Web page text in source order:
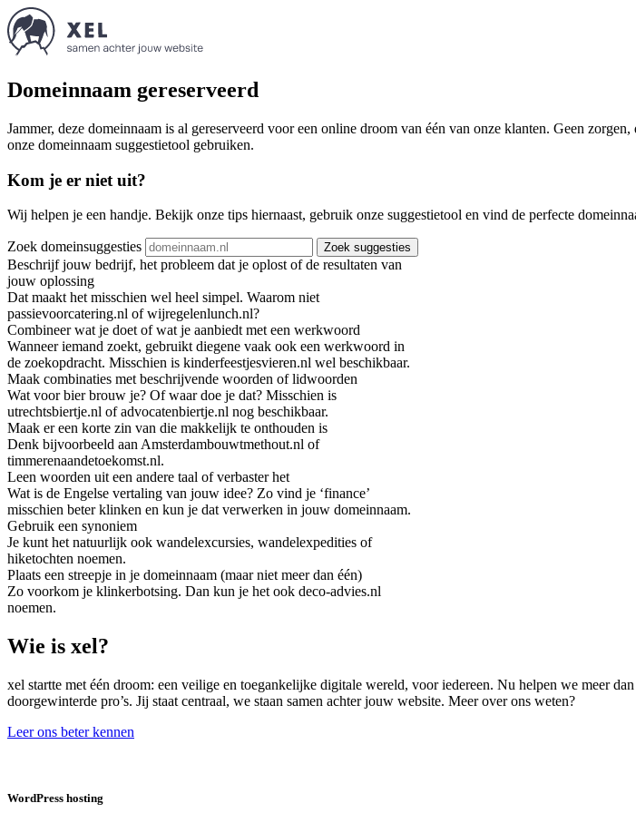
Domeinnaam gereserveerd
Jammer, deze domeinnaam is al gereserveerd voor een online droom van één van onze klanten. Geen
onze domeinnaam suggestietool gebruiken.
Kom je er niet uit?
Wij helpen je een handje. Bekijk onze tips hiernaast, gebruik onze suggestietool en vind de perfecte
Zoek domeinsuggesties Zoek suggesties
Beschrijf jouw bedrijf, het probleem dat je oplost of de resultaten van
jouw oplossing
Dat maakt het misschien wel heel simpel. Waarom niet
passievoorcatering.nl of wijregelenlunch.nl?
Combineer wat je doet of wat je aanbiedt met een werkwoord
Wanneer iemand zoekt, gebruikt diegene vaak ook een werkwoord in
de zoekopdracht. Misschien is kinderfeestjesvieren.nl wel beschikbaar.
Maak combinaties met beschrijvende woorden of lidwoorden
Wat voor bier brouw je? Of waar doe je dat? Misschien is
utrechtsbiertje.nl of advocatenbiertje.nl nog beschikbaar.
Maak er een korte zin van die makkelijk te onthouden is
Denk bijvoorbeeld aan Amsterdambouwtmethout.nl of
timmerenaandetoekomst.nl.
Leen woorden uit een andere taal of verbaster het
Wat is de Engelse vertaling van jouw idee? Zo vind je ‘finance’
misschien beter klinken en kun je dat verwerken in jouw domeinnaam.
Gebruik een synoniem
Je kunt het natuurlijk ook wandelexcursies, wandelexpedities of
hiketochten noemen.
Plaats een streepje in je domeinnaam (maar niet meer dan één)
Zo voorkom je klinkerbotsing. Dan kun je het ook deco-advies.nl
noemen.
Wie is xel?
xel startte met één droom: een veilige en toegankelijke digitale wereld, voor iedereen. Nu helpen we meer
doorgewinterde pro’s. Jij staat centraal, we staan samen achter jouw website. Meer over ons weten?
Leer ons beter kennen
WordPress hosting